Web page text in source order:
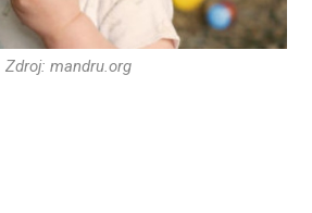
Zdroj: mandru.org